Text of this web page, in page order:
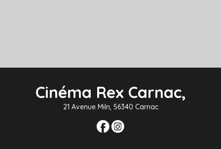
Cinéma Rex Carnac,
21 Avenue Miln, 56340 Carnac